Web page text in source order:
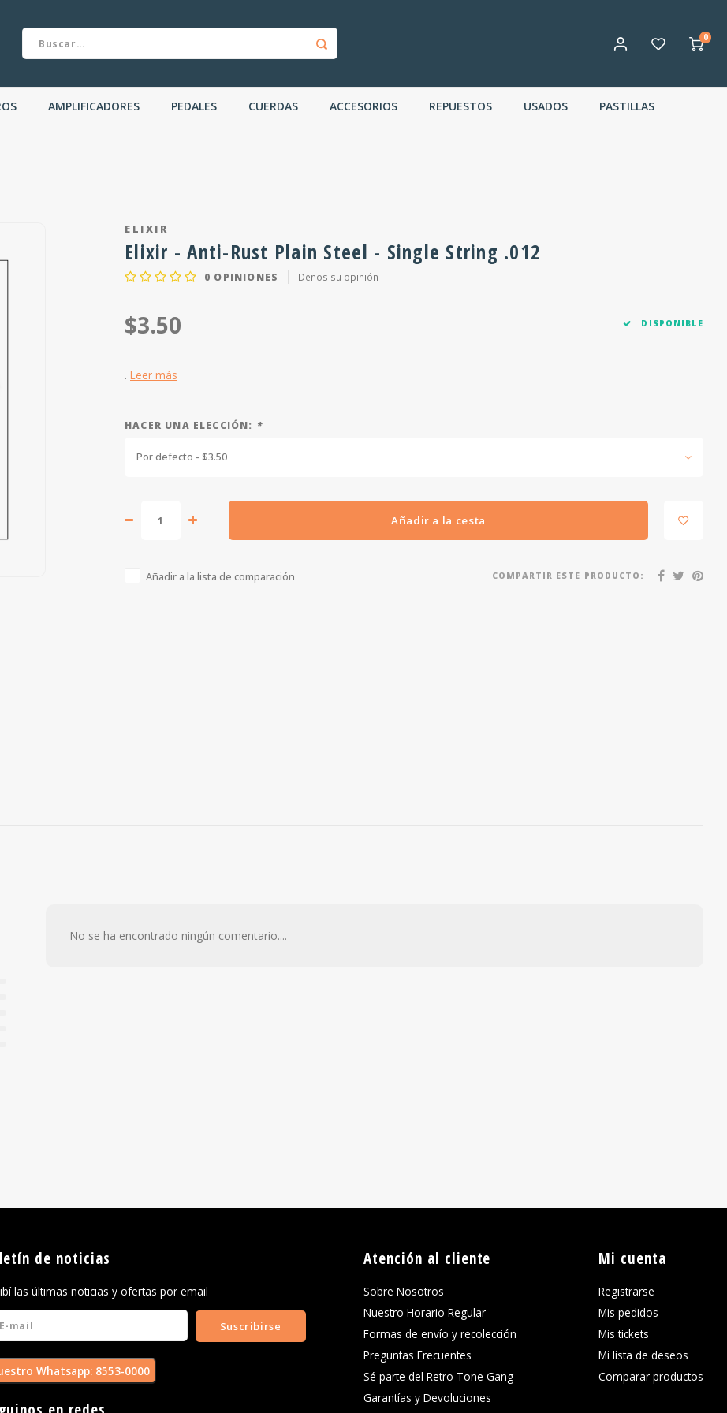
0
AMPLIFICADORES PEDALES CUERDAS ACCESORIOS REPUESTOS USADOS PASTILLAS
ELIXIR
Elixir - Anti-Rust Plain Steel - Single String .012
0 OPINIONES Denos su opinión
$3.50 DISPONIBLE
. Leer más
HACER UNA ELECCIÓN: *
Por defecto - $3.50
Añadir a la cesta
Añadir a la lista de comparación COMPARTIR ESTE PRODUCTO:
No se ha encontrado ningún comentario....
de noticias
las últimas noticias y ofertas por email
Suscribirse
Whatsapp: 8553-0000
Atención al cliente
Sobre Nosotros
Nuestro Horario Regular
Formas de envío y recolección
Preguntas Frecuentes
Sé parte del Retro Tone Gang
Garantías y Devoluciones
Mi cuenta
Registrarse
Mis pedidos
Mis tickets
Mi lista de deseos
Comparar productos